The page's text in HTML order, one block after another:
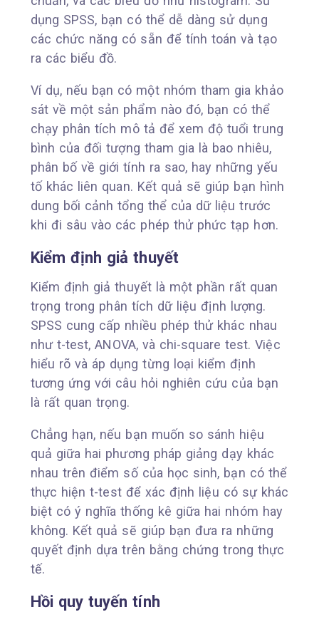
dụng SPSS, bạn có thể dễ dàng sử dụng
các chức năng có sẵn để tính toán và tạo
ra các biểu đồ.
Ví dụ, nếu bạn có một nhóm tham gia khảo
sát về một sản phẩm nào đó, bạn có thể
chạy phân tích mô tả để xem độ tuổi trung
bình của đối tượng tham gia là bao nhiêu,
phân bố về giới tính ra sao, hay những yếu
tố khác liên quan. Kết quả sẽ giúp bạn hình
dung bối cảnh tổng thể của dữ liệu trước
khi đi sâu vào các phép thử phức tạp hơn.
Kiểm định giả thuyết
Kiểm định giả thuyết là một phần rất quan
trọng trong phân tích dữ liệu định lượng.
SPSS cung cấp nhiều phép thử khác nhau
như t-test, ANOVA, và chi-square test. Việc
hiểu rõ và áp dụng từng loại kiểm định
tương ứng với câu hỏi nghiên cứu của bạn
là rất quan trọng.
Chẳng hạn, nếu bạn muốn so sánh hiệu
quả giữa hai phương pháp giảng dạy khác
nhau trên điểm số của học sinh, bạn có thể
thực hiện t-test để xác định liệu có sự khác
biệt có ý nghĩa thống kê giữa hai nhóm hay
không. Kết quả sẽ giúp bạn đưa ra những
quyết định dựa trên bằng chứng trong thực
tế.
Hồi quy tuyến tính